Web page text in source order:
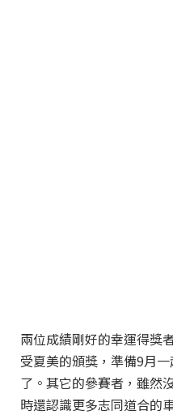
兩位成績剛好的幸運得獎
受夏美的頒獎，準備9月
了。其它的參賽者，雖然
時還認識更多志同道合的